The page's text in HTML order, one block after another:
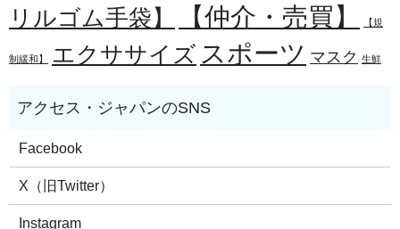
リルゴム手袋】
【仲介・売買】 【規
制緩和】 エクササイズ スポーツ マスク 生鮮
Facebook
X（旧Twitter）
Instagram